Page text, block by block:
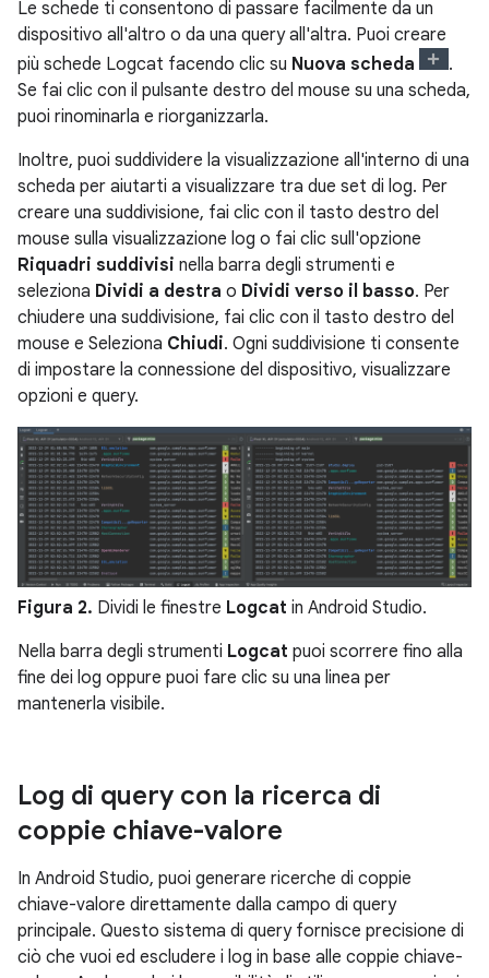
Le schede ti consentono di passare facilmente da un
dispositivo all'altro o da una query all'altra. Puoi creare
più schede Logcat facendo clic su Nuova scheda
.
Se fai clic con il pulsante destro del mouse su una scheda,
puoi rinominarla e riorganizzarla.
Inoltre, puoi suddividere la visualizzazione all'interno di una
scheda per aiutarti a visualizzare tra due set di log. Per
creare una suddivisione, fai clic con il tasto destro del
mouse sulla visualizzazione log o fai clic sull'opzione
Riquadri suddivisi nella barra degli strumenti e
seleziona Dividi a destra o Dividi verso il basso. Per
chiudere una suddivisione, fai clic con il tasto destro del
mouse e Seleziona Chiudi. Ogni suddivisione ti consente
di impostare la connessione del dispositivo, visualizzare
opzioni e query.
Figura 2. Dividi le finestre Logcat in Android Studio.
Nella barra degli strumenti Logcat puoi scorrere fino alla
fine dei log oppure puoi fare clic su una linea per
mantenerla visibile.
Log di query con la ricerca di
coppie chiave-valore
In Android Studio, puoi generare ricerche di coppie
chiave-valore direttamente dalla campo di query
principale. Questo sistema di query fornisce precisione di
ciò che vuoi ed escludere i log in base alle coppie chiave-